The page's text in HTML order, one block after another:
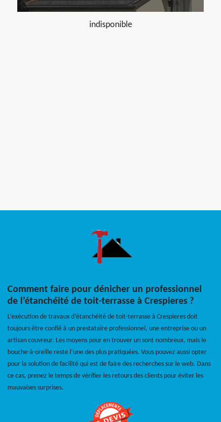
indisponible
Comment faire pour dénicher un professionnel
de l’étanchéité de toit-terrasse à Crespieres ?
L’exécution de travaux d’étanchéité de toit-terrasse à Crespieres doit
toujours être confié à un prestataire professionnel, une entreprise ou un
artisan couvreur. Les moyens pour en trouver un sont nombreux, mais le
bouche-à-oreille reste l’une des plus pratiquées. Vous pouvez aussi opter
pour la solution de facilité qui est de faire des recherches sur le web. Dans
ce cas, prenez le temps de vérifier les retours des clients pour éviter les
mauvaises surprises.